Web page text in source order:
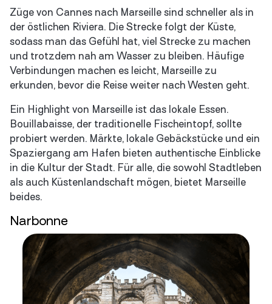
Züge von Cannes nach Marseille sind schneller als in
der östlichen Riviera. Die Strecke folgt der Küste,
sodass man das Gefühl hat, viel Strecke zu machen
und trotzdem nah am Wasser zu bleiben. Häufige
Verbindungen machen es leicht, Marseille zu
erkunden, bevor die Reise weiter nach Westen geht.
Ein Highlight von Marseille ist das lokale Essen.
Bouillabaisse, der traditionelle Fischeintopf, sollte
probiert werden. Märkte, lokale Gebäckstücke und ein
Spaziergang am Hafen bieten authentische Einblicke
in die Kultur der Stadt. Für alle, die sowohl Stadtleben
als auch Küstenlandschaft mögen, bietet Marseille
beides.
Narbonne